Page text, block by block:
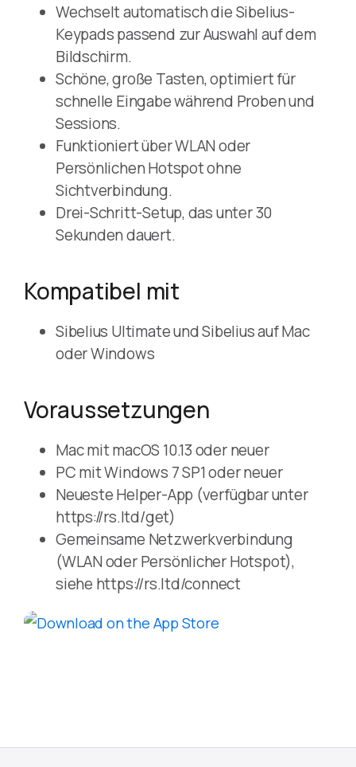
Wechselt automatisch die Sibelius-
Keypads passend zur Auswahl auf dem
Bildschirm.
Schöne, große Tasten, optimiert für
schnelle Eingabe während Proben und
Sessions.
Funktioniert über WLAN oder
Persönlichen Hotspot ohne
Sichtverbindung.
Drei-Schritt-Setup, das unter 30
Sekunden dauert.
Kompatibel mit
Sibelius Ultimate und Sibelius auf Mac
oder Windows
Voraussetzungen
Mac mit macOS 10.13 oder neuer
PC mit Windows 7 SP1 oder neuer
Neueste Helper-App (verfügbar unter
https://rs.ltd/get)
Gemeinsame Netzwerkverbindung
(WLAN oder Persönlicher Hotspot),
siehe https://rs.ltd/connect